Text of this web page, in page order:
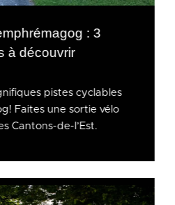
: 3
à découvrir
pistes cyclables
Faites une sortie vélo
Cantons-de-l’Est.